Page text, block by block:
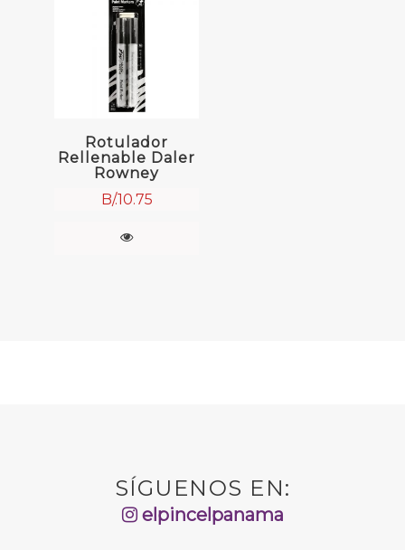
Rotulador
Rellenable Daler
Rowney
B/.10.75
SÍGUENOS EN:
elpincelpanama